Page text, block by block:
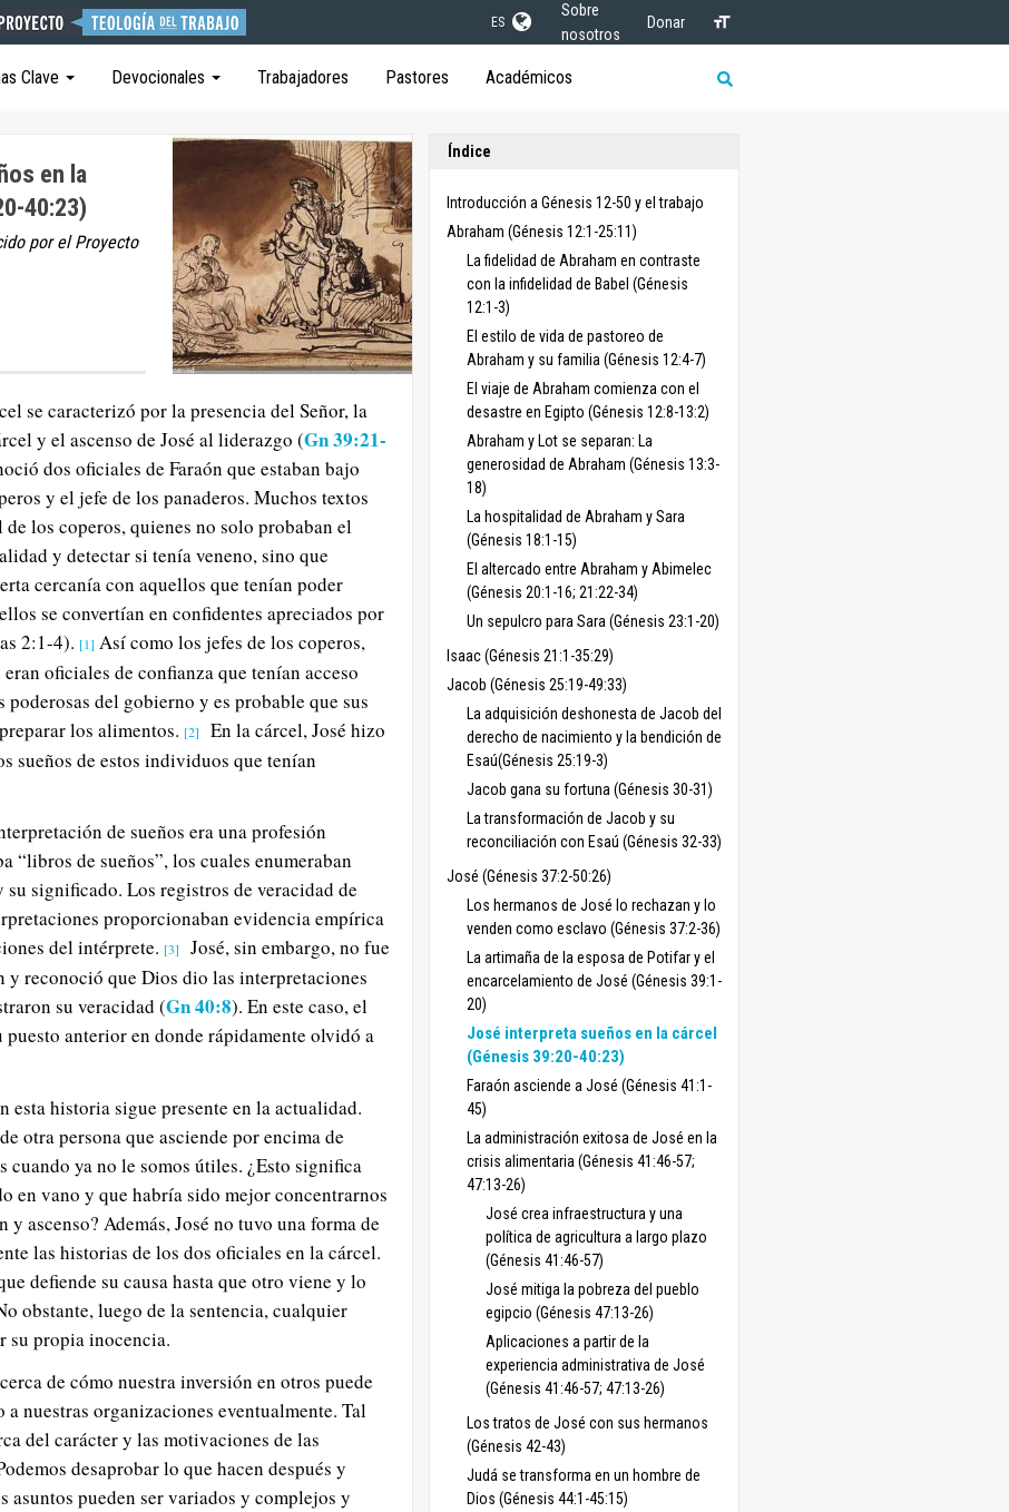
ES
Sobre
nosotros
Donar
Clave Devocionales Trabajadores Pastores Académicos
en la
40:23)
por el Proyecto
se caracterizó por la presencia del Señor, la
y el ascenso de José al liderazgo (Gn 39:21-
dos oficiales de Faraón que estaban bajo
y el jefe de los panaderos. Muchos textos
los coperos, quienes no solo probaban el
y detectar si tenía veneno, sino que
cercanía con aquellos que tenían poder
se convertían en confidentes apreciados por
2:1-4). [1] Así como los jefes de los coperos,
oficiales de confianza que tenían acceso
poderosas del gobierno y es probable que sus
los alimentos. [2]
En la cárcel, José hizo
sueños de estos individuos que tenían
de sueños era una profesión
“libros de sueños”, los cuales enumeraban
su significado. Los registros de veracidad de
proporcionaban evidencia empírica
del intérprete. [3]
José, sin embargo, no fue
reconoció que Dios dio las interpretaciones
su veracidad (Gn 40:8). En este caso, el
puesto anterior en donde rápidamente olvidó a
esta historia sigue presente en la actualidad.
otra persona que asciende por encima de
cuando ya no le somos útiles. ¿Esto significa
en vano y que habría sido mejor concentrarnos
ascenso? Además, José no tuvo una forma de
las historias de los dos oficiales en la cárcel.
defiende su causa hasta que otro viene y lo
obstante, luego de la sentencia, cualquier
su propia inocencia.
de cómo nuestra inversión en otros puede
nuestras organizaciones eventualmente. Tal
del carácter y las motivaciones de las
desaprobar lo que hacen después y
asuntos pueden ser variados y complejos y
Índice
Introducción a Génesis 12-50 y el trabajo
Abraham (Génesis 12:1-25:11)
La fidelidad de Abraham en contraste
con la infidelidad de Babel (Génesis
12:1-3)
El estilo de vida de pastoreo de
Abraham y su familia (Génesis 12:4-7)
El viaje de Abraham comienza con el
desastre en Egipto (Génesis 12:8-13:2)
Abraham y Lot se separan: La
generosidad de Abraham (Génesis 13:3-
18)
La hospitalidad de Abraham y Sara
(Génesis 18:1-15)
El altercado entre Abraham y Abimelec
(Génesis 20:1-16; 21:22-34)
Un sepulcro para Sara (Génesis 23:1-20)
Isaac (Génesis 21:1-35:29)
Jacob (Génesis 25:19-49:33)
La adquisición deshonesta de Jacob del
derecho de nacimiento y la bendición de
Esaú(Génesis 25:19-3)
Jacob gana su fortuna (Génesis 30-31)
La transformación de Jacob y su
reconciliación con Esaú (Génesis 32-33)
José (Génesis 37:2-50:26)
Los hermanos de José lo rechazan y lo
venden como esclavo (Génesis 37:2-36)
La artimaña de la esposa de Potifar y el
encarcelamiento de José (Génesis 39:1-
20)
José interpreta sueños en la cárcel
(Génesis 39:20-40:23)
Faraón asciende a José (Génesis 41:1-
45)
La administración exitosa de José en la
crisis alimentaria (Génesis 41:46-57;
47:13-26)
José crea infraestructura y una
política de agricultura a largo plazo
(Génesis 41:46-57)
José mitiga la pobreza del pueblo
egipcio (Génesis 47:13-26)
Aplicaciones a partir de la
experiencia administrativa de José
(Génesis 41:46-57; 47:13-26)
Los tratos de José con sus hermanos
(Génesis 42-43)
Judá se transforma en un hombre de
Dios (Génesis 44:1-45:15)